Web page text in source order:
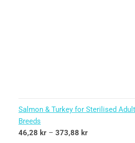
Salmon & Turkey for Sterilised Adult
Breeds
46,28 kr – 373,88 kr